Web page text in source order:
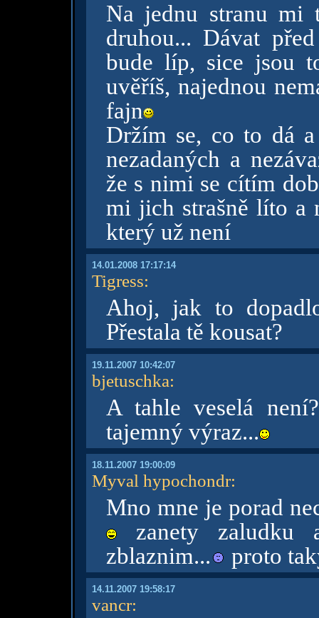
Na jednu stranu
druhou... Dávat
bude líp, sice jsou
uvěříš, najednou
fajn
Držím se, co to dá
nezadaných a
že s nimi se cítím
mi jich strašně líto a
který už není
14.01.2008 17:17:14
Tigress:
Ahoj, jak to
Přestala tě kousat?
19.11.2007 10:42:07
bjetuschka:
A tahle veselá
tajemný výraz...
18.11.2007 19:00:09
Myval hypochondr:
Mno mne je porad
zanety zaludku
zblaznim...
proto
14.11.2007 19:58:17
vancr: